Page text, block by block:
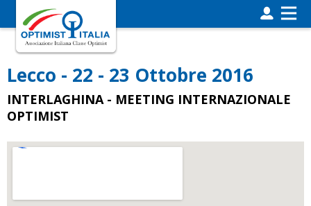
Lecco - 22 - 23 Ottobre 2016
INTERLAGHINA - MEETING INTERNAZIONALE
OPTIMIST